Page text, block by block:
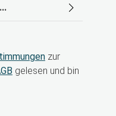
zur
gelesen und bin